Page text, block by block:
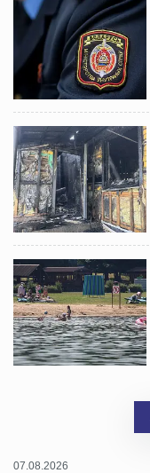
07.08.2026